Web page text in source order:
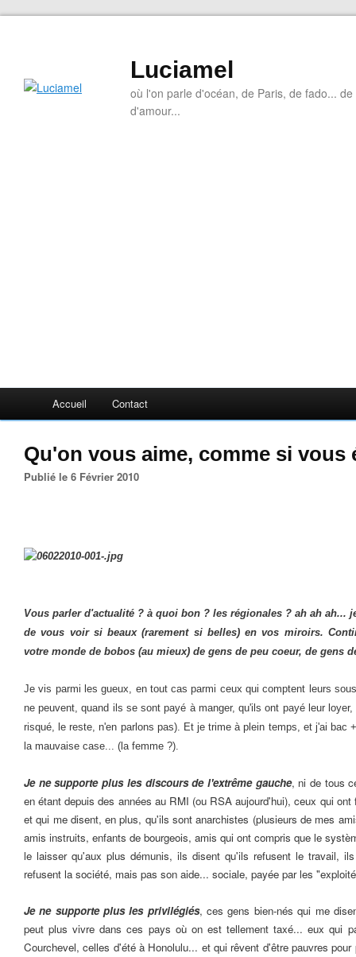
Luciamel
où l'on parle d'océan, de Paris, de fado...
d'amour...
Accueil Contact
Qu'on vous aime, comme si vous
Publié le 6 Février 2010
Vous parler d'actualité ? à quoi bon ? les régionales ? ah ah ah...
de vous voir si beaux (rarement si belles) en vos miroirs.
votre monde de bobos (au mieux) de gens de peu coeur, de gens
Je vis parmi les gueux, en tout cas parmi ceux qui comptent leurs
ne peuvent, quand ils se sont payé à manger, qu'ils ont payé leur
risqué, le reste, n'en parlons pas). Et je trime à plein temps, et j'ai bac
la mauvaise case... (la femme ?).
Je ne supporte plus les discours de l'extrême gauche, ni de tous
en étant depuis des années au RMI (ou RSA aujourd'hui), ceux qui
et qui me disent, en plus, qu'ils sont anarchistes (plusieurs de mes
amis instruits, enfants de bourgeois, amis qui ont compris que le
le laisser qu'aux plus démunis, ils disent qu'ils refusent le travail,
refusent la société, mais pas son aide... sociale, payée par les
Je ne supporte plus les privilégiés, ces gens bien-nés qui me
peut plus vivre dans ces pays où on est tellement taxé... eux qui
Courchevel, celles d'été à Honolulu... et qui rêvent d'être pauvres